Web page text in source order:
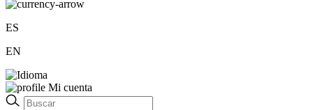
ES
EN
Mi cuenta